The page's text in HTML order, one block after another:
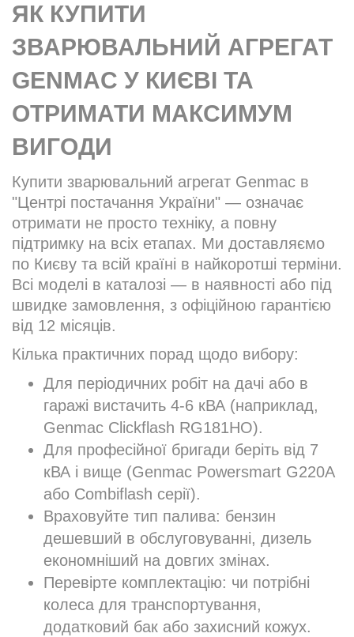
ЯК КУПИТИ
ЗВАРЮВАЛЬНИЙ АГРЕГАТ
GENMAC У КИЄВІ ТА
ОТРИМАТИ МАКСИМУМ
ВИГОДИ
Купити зварювальний агрегат Genmac в
"Центрі постачання України" — означає
отримати не просто техніку, а повну
підтримку на всіх етапах. Ми доставляємо
по Києву та всій країні в найкоротші терміни.
Всі моделі в каталозі — в наявності або під
швидке замовлення, з офіційною гарантією
від 12 місяців.
Кілька практичних порад щодо вибору:
Для періодичних робіт на дачі або в
гаражі вистачить 4-6 кВА (наприклад,
Genmac Clickflash RG181HO).
Для професійної бригади беріть від 7
кВА і вище (Genmac Powersmart G220A
або Combiflash серії).
Враховуйте тип палива: бензин
дешевший в обслуговуванні, дизель
економніший на довгих змінах.
Перевірте комплектацію: чи потрібні
колеса для транспортування,
додатковий бак або захисний кожух.